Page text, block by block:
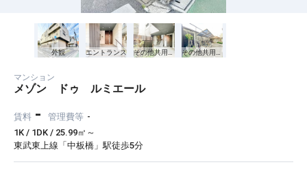
外観 エントランス その他共用部分
マンション
メゾン ドゥ ルミエール
賃料 - 管理費等 -
1K / 1DK / 25.99㎡～
東武東上線「中板橋」駅徒歩5分